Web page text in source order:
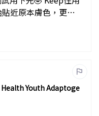
近原本膚色，更加
Health Youth Adaptoge